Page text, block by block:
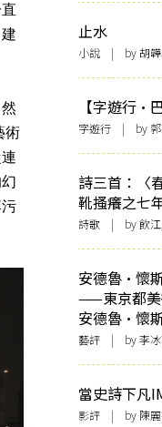
術
止水
小說 | by 胡韡
【字遊行·
字遊行 | by 郭
詩三首：〈
靴搔癢之七
詩歌 | by 飲江,
安德魯·懷
——東京都美
安德魯·懷
藝評 | by 李冰
當史詩下凡
影評 | by 陳麗